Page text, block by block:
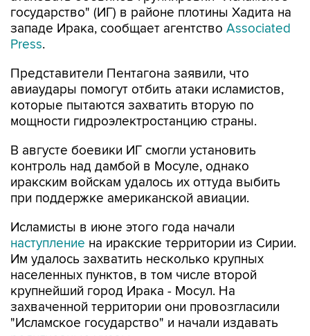
государство" (ИГ) в районе плотины Хадита на
западе Ирака, сообщает агентство Associated
Press.
Представители Пентагона заявили, что
авиаудары помогут отбить атаки исламистов,
которые пытаются захватить вторую по
мощности гидроэлектростанцию страны.
В августе боевики ИГ смогли установить
контроль над дамбой в Мосуле, однако
иракским войскам удалось их оттуда выбить
при поддержке американской авиации.
Исламисты в июне этого года начали
наступление на иракские территории из Сирии.
Им удалось захватить несколько крупных
населенных пунктов, в том числе второй
крупнейший город Ирака - Мосул. На
захваченной территории они провозгласили
"Исламское государство" и начали издавать